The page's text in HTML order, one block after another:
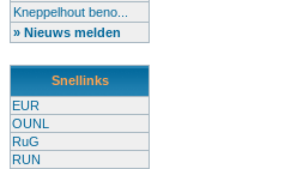
Kneppelhout beno...
» Nieuws melden
Snellinks
EUR
OUNL
RuG
RUN